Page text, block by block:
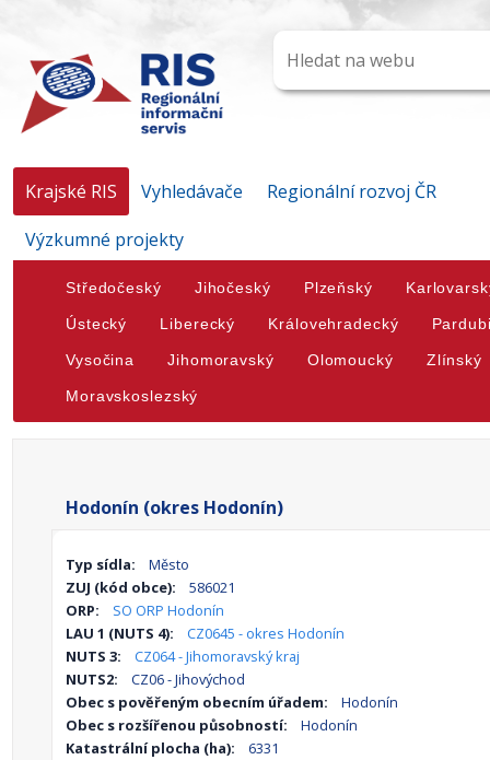
Krajské RIS Vyhledávače
Regionální rozvoj ČR
Výzkumné projekty
Středočeský Jihočeský Plzeňský
Ústecký Liberecký Královehradecký
Vysočina Jihomoravský Olomoucký Zlínský
Moravskoslezský
Hodonín (okres Hodonín)
Typ sídla:
Město
ZUJ (kód obce):
586021
ORP:
SO ORP Hodonín
LAU 1 (NUTS 4):
CZ0645 - okres Hodonín
NUTS 3:
CZ064 - Jihomoravský kraj
NUTS2:
CZ06 - Jihovýchod
Obec s pověřeným obecním úřadem:
Hodonín
Obec s rozšířenou působností:
Hodonín
Katastrální plocha (ha):
6331